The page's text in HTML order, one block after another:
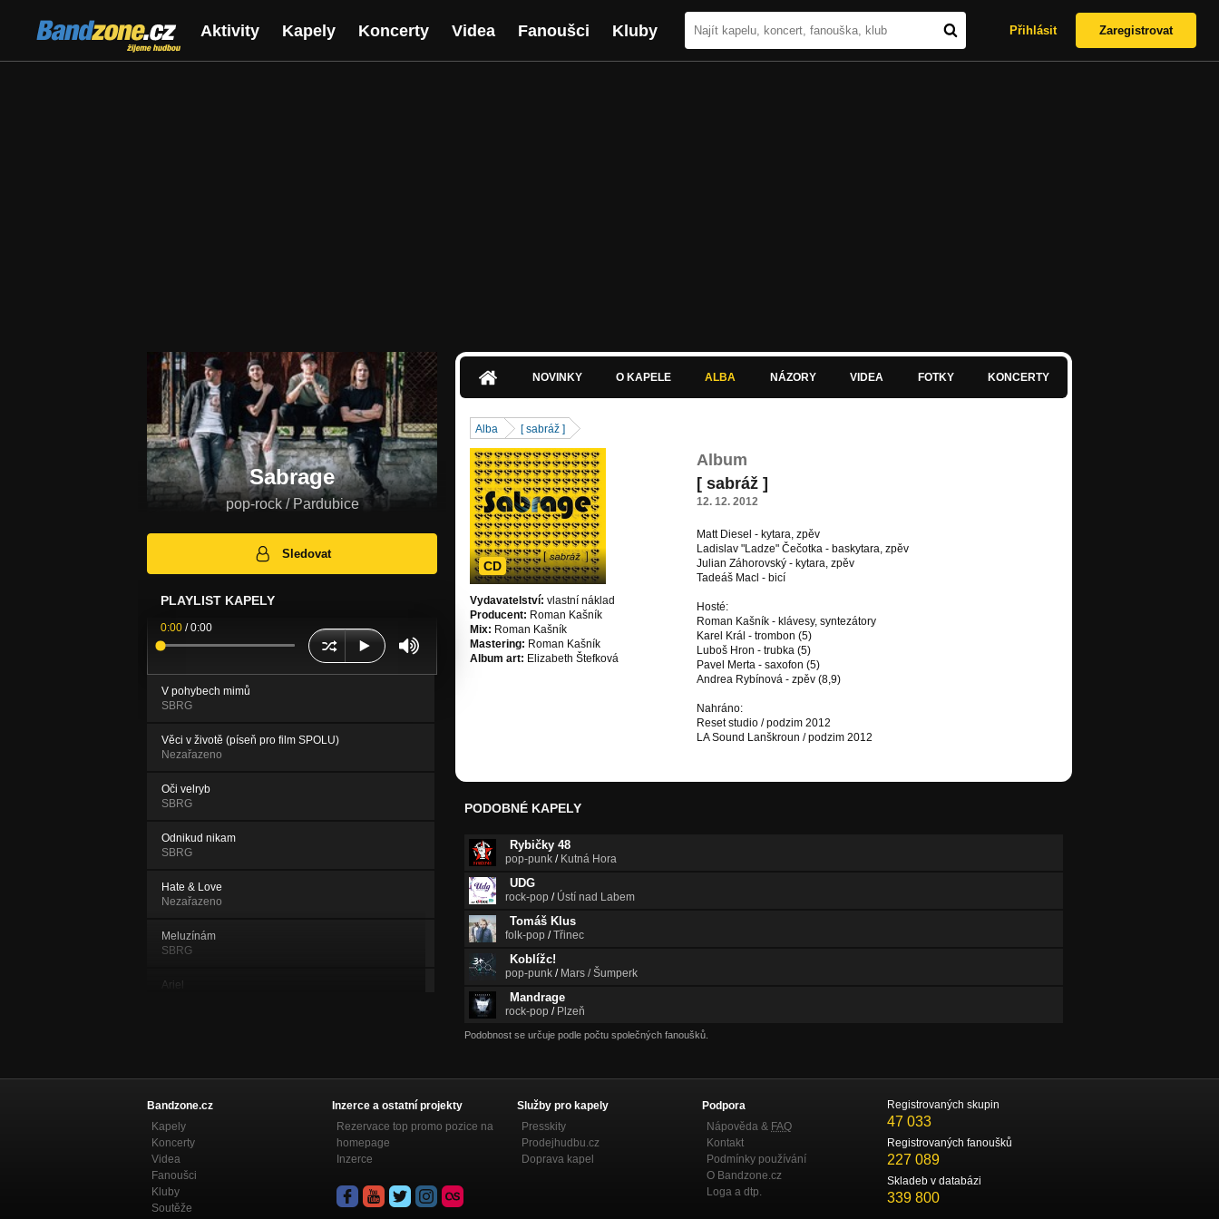
Bandzone.cz
žijeme hudbou
Aktivity Kapely Koncerty Videa Fanoušci Kluby Přihlásit Zaregistrovat
Sabrage
pop-rock / Pardubice
Sledovat
PLAYLIST KAPELY
0:00 /0:00
V pohybech mimů
SBRG
Věci v životě (píseň pro film SPOLU)
Nezařazeno
Oči velryb
SBRG
Odnikud nikam
SBRG
Hate & Love
Nezařazeno
Meluzínám
SBRG
Ariel
Asfaltový nitě
Naše Praha
Nezařazeno
Samotář
Sbírka Motýlů
NOVINKY O KAPELE ALBA NÁZORY VIDEA FOTKY KONCERTY
Alba [ sabráž ]
CD
Vydavatelství: vlastní náklad
Producent: Roman Kašník
Mix: Roman Kašník
Mastering: Roman Kašník
Album art: Elizabeth Štefková
Album
[ sabráž ]
12. 12. 2012
Matt Diesel - kytara, zpěv
Ladislav "Ladze" Čečotka - baskytara, zpěv
Julian Záhorovský - kytara, zpěv
Tadeáš Macl - bicí
Hosté:
Roman Kašník - klávesy, syntezátory
Karel Král - trombon (5)
Luboš Hron - trubka (5)
Pavel Merta - saxofon (5)
Andrea Rybínová - zpěv (8,9)
Nahráno:
Reset studio / podzim 2012
LA Sound Lanškroun / podzim 2012
PODOBNÉ KAPELY
Rybičky 48
pop-punk / Kutná Hora
UDG
rock-pop / Ústí nad Labem
Tomáš Klus
folk-pop /Třinec
Koblížc!
pop-punk / Mars / Šumperk
Mandrage
rock-pop / Plzeň
Podobnost se určuje podle počtu společných fanoušků.
Bandzone.cz
Kapely
Koncerty
Videa
Fanoušci
Kluby
Soutěže
Inzerce a ostatní projekty
Rezervace top promo pozice na
homepage
Inzerce
Služby pro kapely
Presskity
Prodejhudbu.cz
Doprava kapel
Podpora
Nápověda & FAQ
Kontakt
Podmínky používání
O Bandzone.cz
Loga a dtp.
Registrovaných skupin
47 033
Registrovaných fanoušků
227 089
Skladeb v databázi
339 800